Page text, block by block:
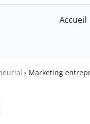
Accueil
Marketing